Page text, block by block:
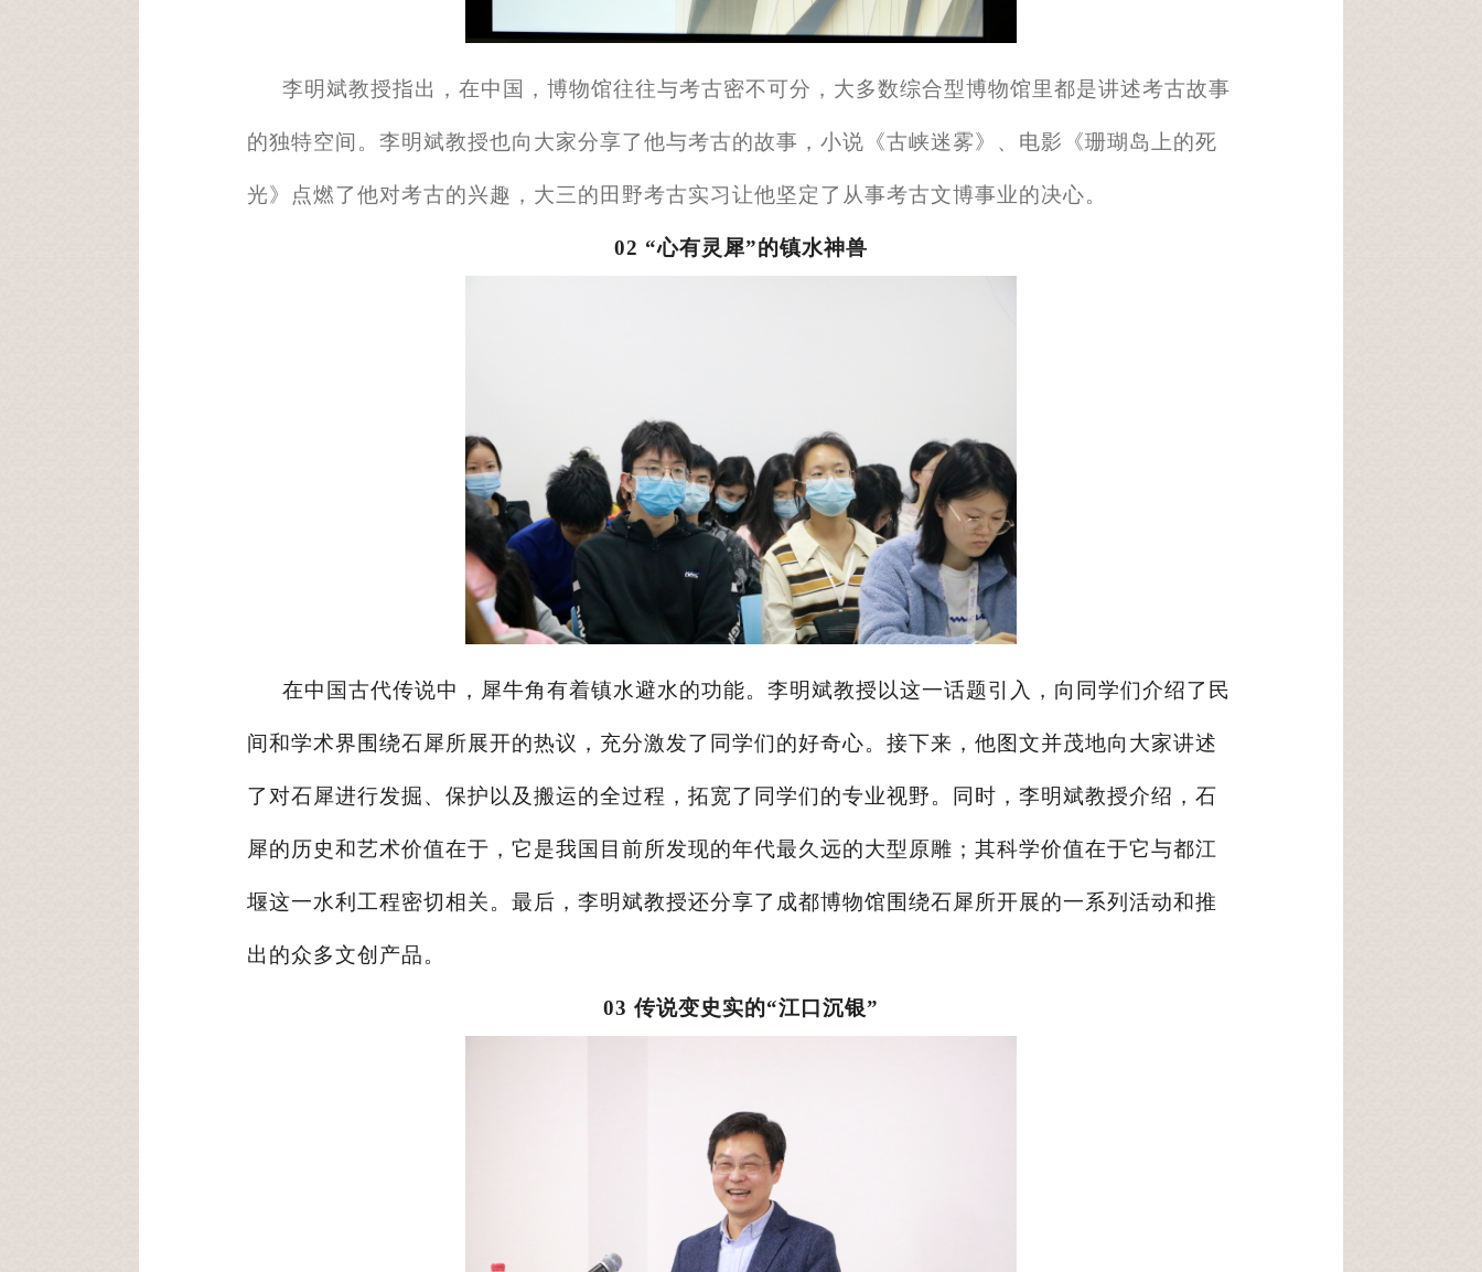
李明斌教授指出，在中国，博物馆往往与考古密不可分，大多数综合型博物馆里都是讲述考古故事
的独特空间。李明斌教授也向大家分享了他与考古的故事，小说《古峡迷雾》、电影《珊瑚岛上的死
光》点燃了他对考古的兴趣，大三的田野考古实习让他坚定了从事考古文博事业的决心。
02 “心有灵犀”的镇水神兽
在中国古代传说中，犀牛角有着镇水避水的功能。李明斌教授以这一话题引入，向同学们介绍了民
间和学术界围绕石犀所展开的热议，充分激发了同学们的好奇心。接下来，他图文并茂地向大家讲述
了对石犀进行发掘、保护以及搬运的全过程，拓宽了同学们的专业视野。同时，李明斌教授介绍，石
犀的历史和艺术价值在于，它是我国目前所发现的年代最久远的大型原雕；其科学价值在于它与都江
堰这一水利工程密切相关。最后，李明斌教授还分享了成都博物馆围绕石犀所开展的一系列活动和推
出的众多文创产品。
03 传说变史实的“江口沉银”